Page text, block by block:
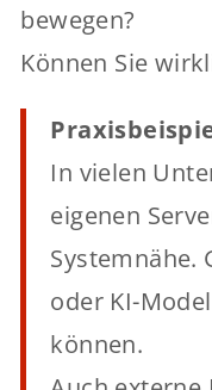
bewegen?
Können Sie
In vielen
eigenen
Systemnähe.
oder KI-
können.